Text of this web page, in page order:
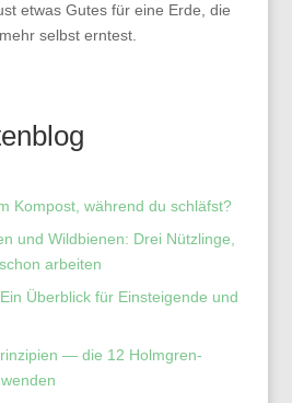
etwas Gutes für eine Erde, die
selbst erntest.
Kompost, während du schläfst?
und Wildbienen: Drei Nützlinge,
arbeiten
Überblick für Einsteigende und
— die 12 Holmgren-